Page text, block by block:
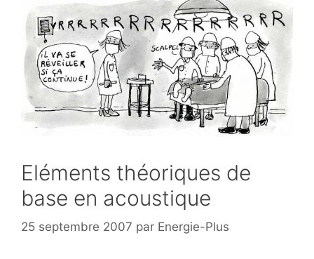
Eléments théoriques de
base en acoustique
25 septembre 2007 par Energie-Plus